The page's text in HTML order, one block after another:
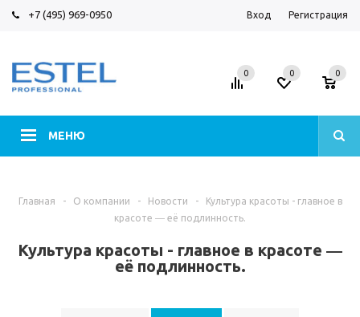
+7 (495) 969-0950 Вход Регистрация
МЕНЮ
0 0 0
Главная - О компании - Новости -
Культура красоты - главное в
красоте ― её подлинность.
Культура красоты - главное в красоте ―
её подлинность.